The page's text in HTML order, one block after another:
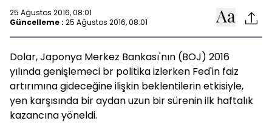
25 Ağustos 2016, 08:01
Güncelleme : 25 Ağustos 2016, 08:01
Dolar, Japonya Merkez Bankası'nın (BOJ) 2016
yılında genişlemeci br politika izlerken Fed'in faiz
artırımına gideceğine ilişkin beklentilerin etkisiyle,
yen karşısında bir aydan uzun bir sürenin ilk haftalık
kazancına yöneldi.